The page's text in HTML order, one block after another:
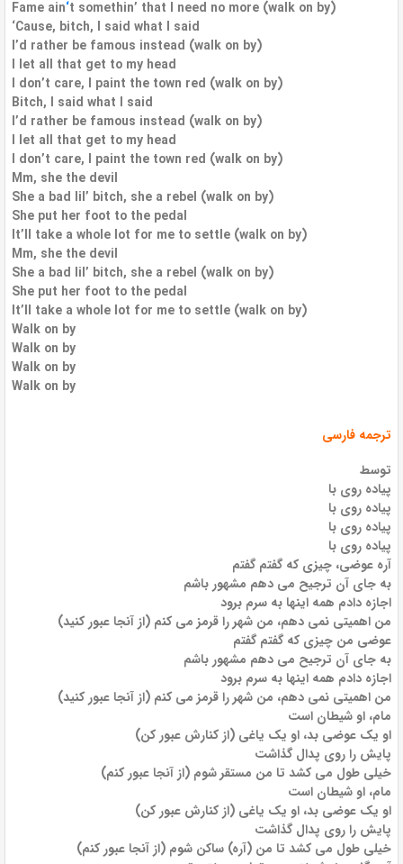
Fame ain‘t somethin’ that I need no more (walk on by)
‘Cause, bitch, I said what I said
I’d rather be famous instead (walk on by)
I let all that get to my head
I don’t care, I paint the town red (walk on by)
Bitch, I said what I said
I’d rather be famous instead (walk on by)
I let all that get to my head
I don’t care, I paint the town red (walk on by)
Mm, she the devil
She a bad lil’ bitch, she a rebel (walk on by)
She put her foot to the pedal
It’ll take a whole lot for me to settle (walk on by)
Mm, she the devil
She a bad lil’ bitch, she a rebel (walk on by)
She put her foot to the pedal
It’ll take a whole lot for me to settle (walk on by)
Walk on by
Walk on by
Walk on by
Walk on by
ترجمه فارسی
توسط
پیاده روی با
پیاده روی با
پیاده روی با
پیاده روی با
آره عوضی، چیزی که گفتم گفتم
به جای آن ترجیح می دهم مشهور باشم
اجازه دادم همه اینها به سرم برود
من اهمیتی نمی دهم، من شهر را قرمز می کنم (از آنجا عبور کنید)
عوضی من چیزی که گفتم گفتم
به جای آن ترجیح می دهم مشهور باشم
اجازه دادم همه اینها به سرم برود
من اهمیتی نمی دهم، من شهر را قرمز می کنم (از آنجا عبور کنید)
مام، او شیطان است
او یک عوضی بد، او یک یاغی (از کنارش عبور کن)
پایش را روی پدال گذاشت
خیلی طول می کشد تا من مستقر شوم (از آنجا عبور کنم)
مام، او شیطان است
او یک عوضی بد، او یک یاغی (از کنارش عبور کن)
پایش را روی پدال گذاشت
خیلی طول می کشد تا من (آره) ساکن شوم (از آنجا عبور کنم)